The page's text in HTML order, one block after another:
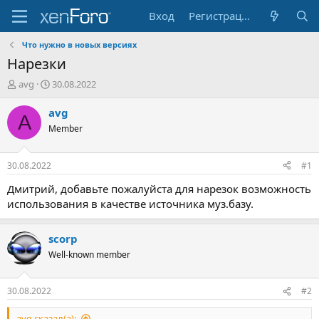
Вход Регистрация
Что нужно в новых версияx
Нарезки
А
т
о
т
е
м
ы
avg
Д
т
н
а
л
а
30.08.2022
A avg
Member
30.08.2022 #1
Дмитрий, добавьте пожалуйста для нарезок возможность
использования в качестве источника муз.базу.
scorp
Well-known member
30.08.2022 #2